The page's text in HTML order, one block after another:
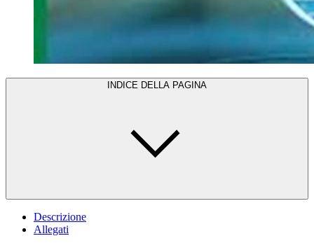
INDICE DELLA PAGINA
Descrizione
Allegati